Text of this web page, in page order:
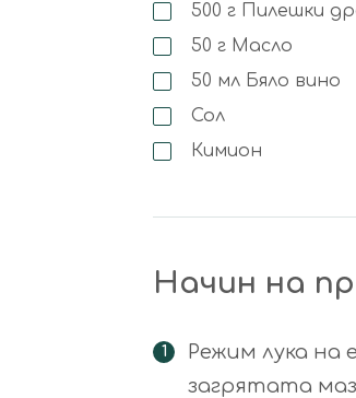
500 г Пилешки
50 г Масло
50 мл Бяло вино
Сол
Кимион
Начин на
Режим лука на
загрятата